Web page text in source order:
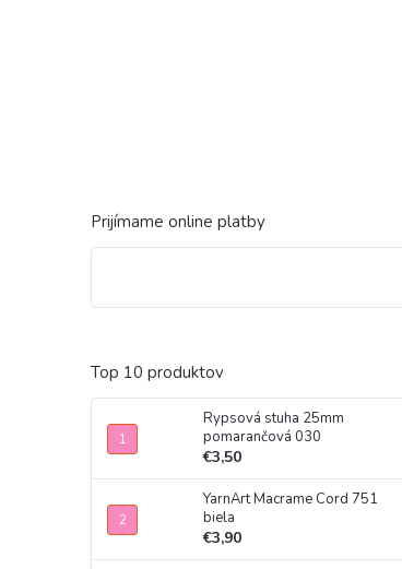
Prijímame online platby
Top 10 produktov
Rypsová stuha 25mm
pomarančová 030
€3,50
YarnArt Macrame Cord 751
biela
€3,90